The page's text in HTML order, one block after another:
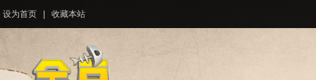
设为首页 收藏本站